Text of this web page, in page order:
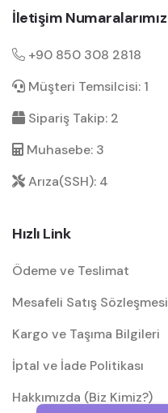
İletişim Numaralarımız
+90 850 308 2818
Müşteri Temsilcisi: 1
Sipariş Takip: 2
Muhasebe: 3
Arıza(SSH): 4
Hızlı Link
Ödeme ve Teslimat
Mesafeli Satış Sözleşmesi
Kargo ve Taşıma Bilgileri
İptal ve İade Politikası
Hakkımızda (Biz Kimiz?)